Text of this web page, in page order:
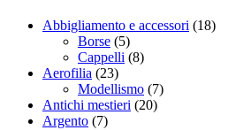
Abbigliamento e accessori (18)
Borse (5)
Cappelli (8)
Aerofilia (23)
Modellismo (7)
Antichi mestieri (20)
Argento (7)